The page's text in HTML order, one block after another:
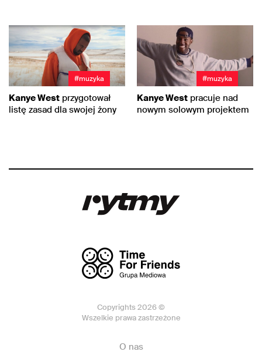
#muzyka
Kanye West przygotował
listę zasad dla swojej żony
#muzyka
Kanye West pracuje nad
nowym solowym projektem
Copyrights 2026 ©
Wszelkie prawa zastrzeżone
O nas